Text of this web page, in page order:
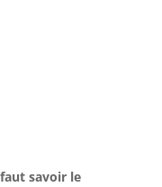
savoir le